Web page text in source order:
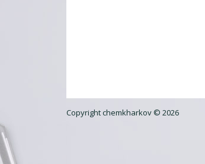
Copyright chemkharkov © 2026